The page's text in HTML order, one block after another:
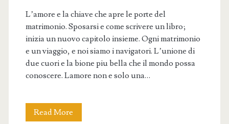
L’amore e la chiave che apre le porte del
matrimonio. Sposarsi e come scrivere un libro;
inizia un nuovo capitolo insieme. Ogni matrimonio
e un viaggio, e noi siamo i navigatori. L’unione di
due cuori e la bione piu bella che il mondo possa
conoscere. Lamore non e solo una…
Read More